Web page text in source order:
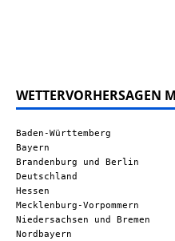
WETTERVORHERSAGEN
Baden-Württemberg
Bayern
Brandenburg und Berlin
Deutschland
Hessen
Mecklenburg-Vorpommern
Niedersachsen und Bremen
Nordbayern